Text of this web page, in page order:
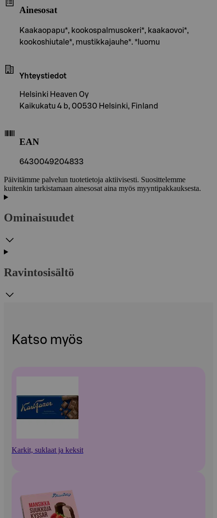
Ainesosat
Kaakaopapu*, kookospalmusokeri*, kaakaovoi*,
kookoshiutale*, mustikkajauhe*. *luomu
Yhteystiedot
Helsinki Heaven Oy
Kaikukatu 4 b, 00530 Helsinki, Finland
EAN
6430049204833
Päivitämme palvelun tuotetietoja aktiivisesti. Suosittelemme
kuitenkin tarkistamaan ainesosat aina myös myyntipakkauksesta.
Ominaisuudet
Ravintosisältö
Katso myös
Karkit, suklaat ja keksit